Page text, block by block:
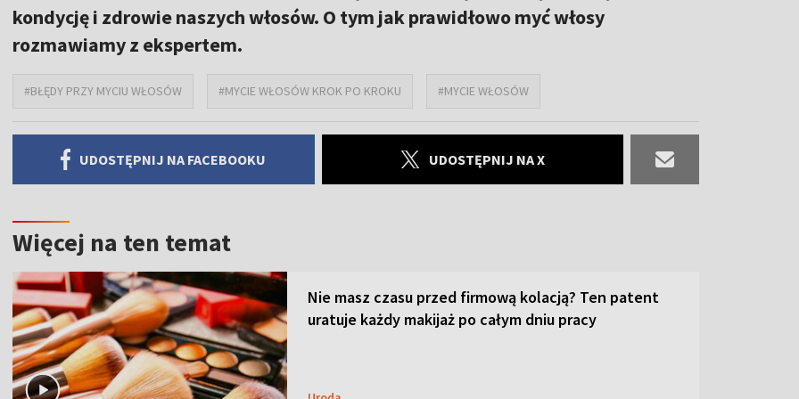
kondycję i zdrowie naszych włosów. O tym jak prawidłowo myć włosy
rozmawiamy z ekspertem.
#BŁĘDY PRZY MYCIU WŁOSÓW #MYCIE WŁOSÓW KROK PO KROKU #MYCIE WŁOSÓW
UDOSTĘPNIJ NA FACEBOOKU UDOSTĘPNIJ NA X
Więcej na ten temat
Nie masz czasu przed firmową kolacją? Ten patent
uratuje każdy makijaż po całym dniu pracy